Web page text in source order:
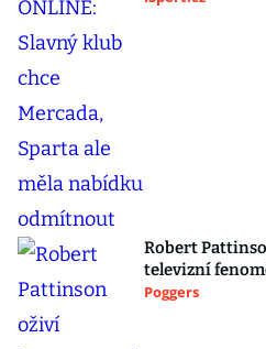
Robert
televizní
Poggers